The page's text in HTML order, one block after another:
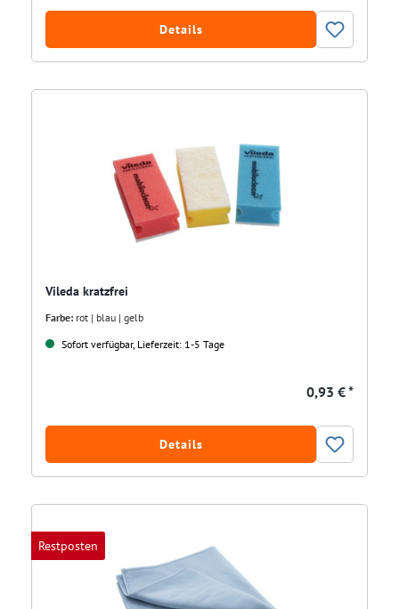
Details
Vileda kratzfrei
Farbe: rot | blau | gelb
Sofort verfügbar, Lieferzeit: 1-5 Tage
0,93 € *
Details
Restposten